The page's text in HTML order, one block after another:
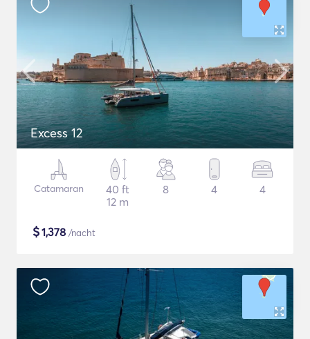
Excess 12
Catamaran
40 ft
12 m
8 4 4
$1,378 /nacht